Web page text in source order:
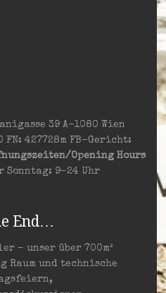
39 A-1080 Wien
FN: 427728m FB-Gericht:
Opening Hours
Sonntag: 9–24 Uhr
End…
– unser über 700m²
Raum und technische